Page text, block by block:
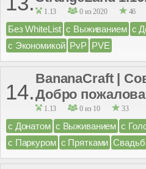
1.13 0 из 2020 46
Без WhiteList с Выживанием с
с Экономикой PvP PVE
14.
BananaCraft |
Добро
1.13 0 из 10 33
с Донатом с Выживанием с
с Паркуром с Прятками